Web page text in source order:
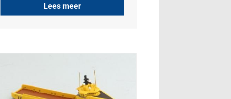
Lees meer